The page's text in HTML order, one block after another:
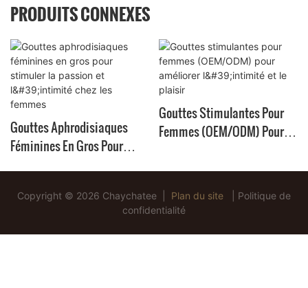
PRODUITS CONNEXES
Gouttes Aphrodisiaques
Féminines En Gros Pour
Gouttes Stimulantes Pour
Femmes (OEM/ODM) Pour
Plaisir
Copyright © 2026 Chaychatee | Plan du site
Politique de
confidentialité